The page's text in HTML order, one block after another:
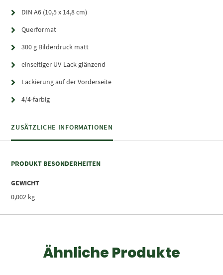
DIN A6 (10,5 x 14,8 cm)
Querformat
300 g Bilderdruck matt
einseitiger UV-Lack glänzend
Lackierung auf der Vorderseite
4/4-farbig
ZUSÄTZLICHE INFORMATIONEN
PRODUKT BESONDERHEITEN
GEWICHT
0,002 kg
Ähnliche Produkte